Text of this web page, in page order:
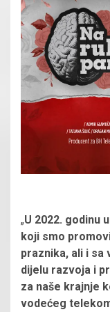
„U 2022. godinu
koji smo
praznika, ali i sa
dijelu razvoja i
za naše krajnje
vodećeg